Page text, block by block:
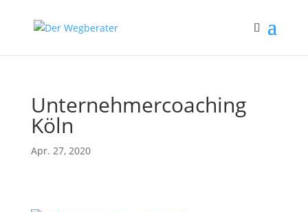
Unternehmercoaching
Köln
Apr. 27, 2020